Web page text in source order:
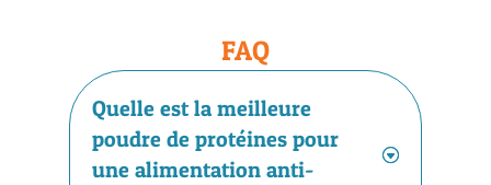
FAQ
Quelle est la meilleure
poudre de protéines pour
une alimentation anti-